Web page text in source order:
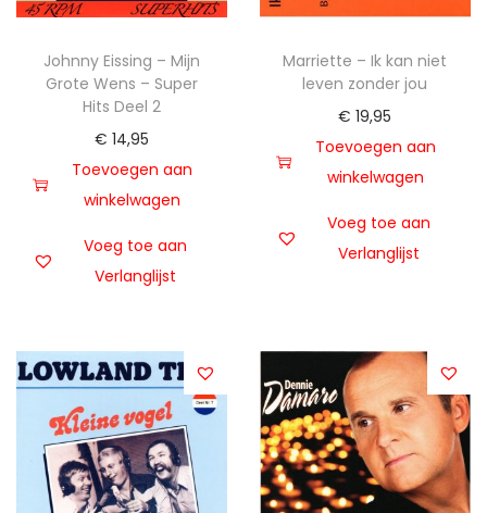
Johnny Eissing – Mijn
Grote Wens – Super
Hits Deel 2
€ 14,95
Toevoegen aan
winkelwagen
Voeg toe aan
Verlanglijst
Marriette – Ik kan niet
leven zonder jou
€ 19,95
Toevoegen aan
winkelwagen
Voeg toe aan
Verlanglijst